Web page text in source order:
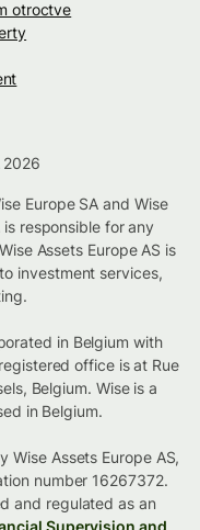
otroctve
2026
Europe SA and Wise
is responsible for any
Assets Europe AS is
investment services,
in Belgium with
office is at Rue
Belgium. Wise is a
in Belgium.
Wise Assets Europe AS,
number 16267372.
and regulated as an
Supervision and